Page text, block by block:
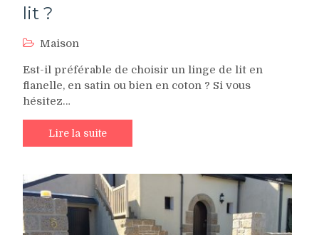
lit ?
Maison
Est-il préférable de choisir un linge de lit en
flanelle, en satin ou bien en coton ? Si vous
hésitez…
Lire la suite